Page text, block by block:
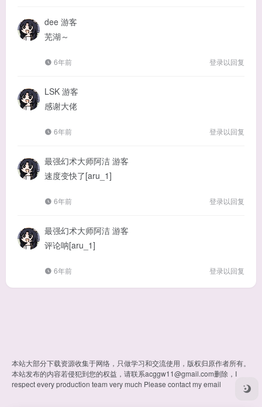
dee 游客
芜湖～
6年前 登录以回复
LSK 游客
感谢大佬
6年前 登录以回复
最强幻术大师阿洁 游客
速度变快了[aru_1]
6年前 登录以回复
最强幻术大师阿洁 游客
评论呐[aru_1]
6年前 登录以回复
本站大部分下载资源收集于网络，只做学习和交流使用，版权归原作者所有。
本站发布的内容若侵犯到您的权益，请联系acggw11@gmail.com删除，I
respect every production team very much Please contact my email